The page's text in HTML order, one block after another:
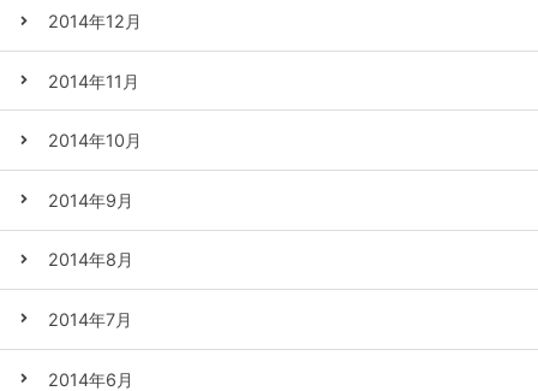
2014年12月
2014年11月
2014年10月
2014年9月
2014年8月
2014年7月
2014年6月